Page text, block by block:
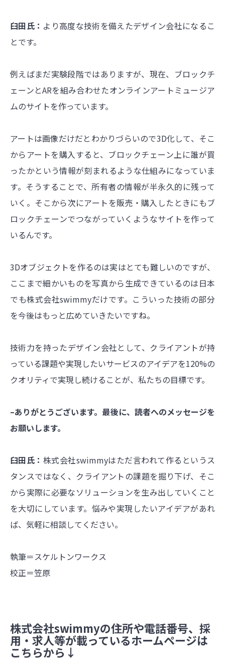
臼田氏： より高度な技術を備えたデザイン会社になるこ
とです。
例えばまだ実験段階ではありますが、現在、ブロックチ
ェーンとARを組み合わせたオンラインアートミュージア
ムのサイトを作っています。
アートは画像だけだとわかりづらいので3D化して、そこ
からアートを購入すると、ブロックチェーン上に誰が買
ったかという情報が刻まれるような仕組みになっていま
す。そうすることで、所有者の情報が半永久的に残って
いく。そこから次にアートを販売・購入したときにもブ
ロックチェーンでつながっていくようなサイトを作って
いるんです。
3Dオブジェクトを作るのは実はとても難しいのですが、
ここまで細かいものを写真から生成できているのは日本
でも株式会社swimmyだけです。こういった技術の部分
を今後はもっと広めていきたいですね。
技術力を持ったデザイン会社として、クライアントが持
っている課題や実現したいサービスのアイデアを120%の
クオリティで実現し続けることが、私たちの目標です。
–ありがとうございます。最後に、読者へのメッセージを
お願いします。
臼田氏： 株式会社swimmyはただ言われて作るというス
タンスではなく、クライアントの課題を掘り下げ、そこ
から実際に必要なソリューションを生み出していくこと
を大切にしています。悩みや実現したいアイデアがあれ
ば、気軽に相談してください。
執筆＝スケルトンワークス
校正＝笠原
株式会社swimmyの住所や電話番号、採
用・求人等が載っているホームページは
こちらから↓